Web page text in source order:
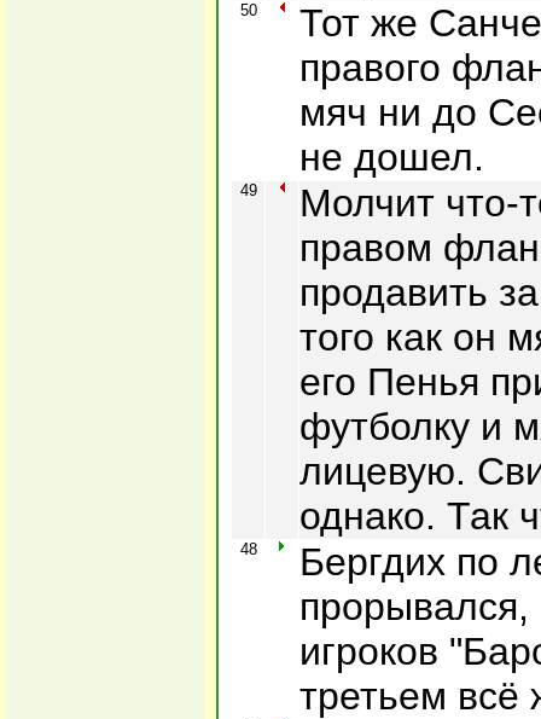
50
Тот же
правого
мяч ни до
не дошел.
49
Молчит что-
правом
продавить
того как он
его Пенья
футболку и
лицевую.
однако. Так
48
Бергдих по
прорывался,
игроков
третьем всё